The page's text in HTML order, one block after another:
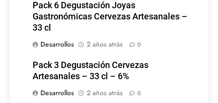
Pack 6 Degustación Joyas
Gastronómicas Cervezas Artesanales –
33 cl
Desarrollos
2 años atrás 0
Pack 3 Degustación Cervezas
Artesanales – 33 cl – 6%
Desarrollos
2 años atrás 0